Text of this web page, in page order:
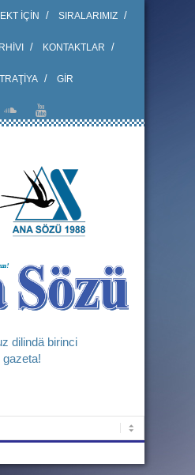
İÇİN SIRALARIMIZ
KONTAKTLAR
GİR
dilindä birinci
gazeta!